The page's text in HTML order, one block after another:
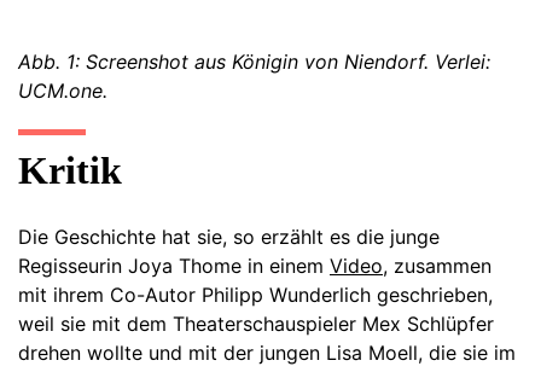
Abb. 1: Screenshot aus Königin von Niendorf. Verlei:
UCM.one.
Kritik
Die Geschichte hat sie, so erzählt es die junge
Regisseurin Joya Thome in einem Video, zusammen
mit ihrem Co-Autor Philipp Wunderlich geschrieben,
weil sie mit dem Theaterschauspieler Mex Schlüpfer
drehen wollte und mit der jungen Lisa Moell, die sie im